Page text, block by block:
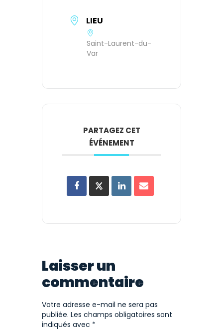
LIEU
Saint-Laurent-du-
Var
PARTAGEZ CET
ÉVÉNEMENT
Laisser un
commentaire
Votre adresse e-mail ne sera pas
publiée. Les champs obligatoires sont
indiqués avec *